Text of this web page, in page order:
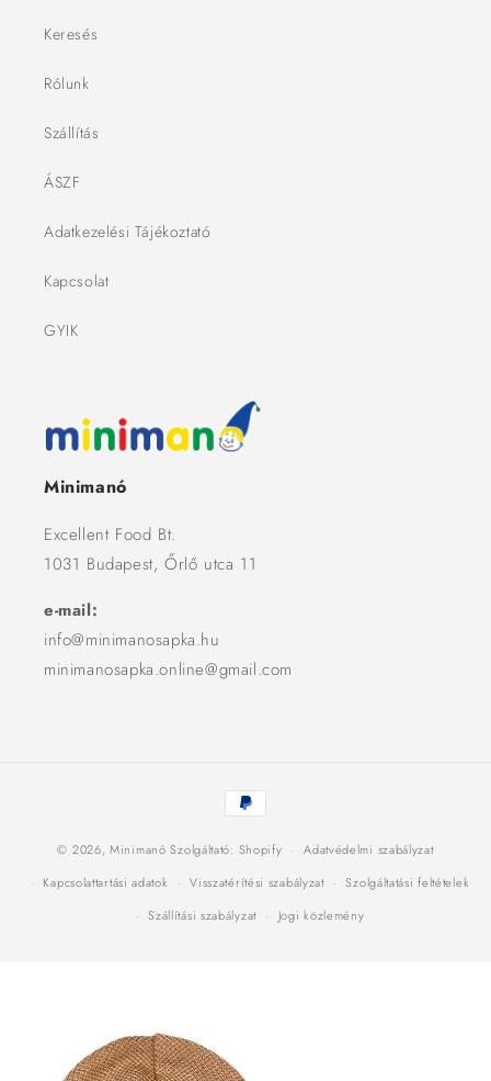
Keresés
Rólunk
Szállítás
ÁSZF
Adatkezelési Tájékoztató
Kapcsolat
GYIK
Minimanó
Excellent Food Bt.
1031 Budapest, Őrlő utca 11
e-mail:
info@minimanosapka.hu
minimanosapka.online@gmail.com
Fizetési
módok
© 2026,Minimanó Szolgáltató: Shopify
Adatvédelmi szabályzat
Kapcsolattartási adatok
Visszatérítési szabályzat
Szolgáltatási feltételek
Szállítási szabályzat
Jogi közlemény